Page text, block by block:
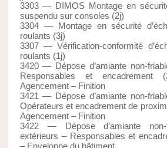
3303 — DIMOS Montage en
suspendu sur consoles (2j)
3304 — Montage en sécurité
roulants (3j)
3307 — Vérification-conformité
roulants (1j)
3420 — Dépose d’amiante non-
Responsables et encadrement
Agencement – Finition
3421 — Dépose d’amiante non-
Opérateurs et encadrement de
Agencement – Finition
3422 — Dépose d’amiante
extérieurs – Responsables et
– Enveloppe du bâtiment